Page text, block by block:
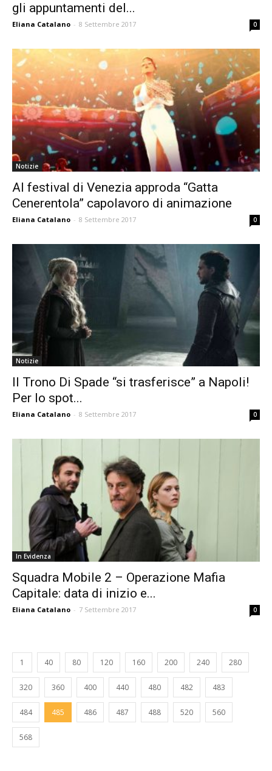
gli appuntamenti del...
Eliana Catalano - 8 Settembre 2017 0
Notizie
Al festival di Venezia approda “Gatta
Cenerentola” capolavoro di animazione
Eliana Catalano - 8 Settembre 2017 0
Notizie
Il Trono Di Spade “si trasferisce” a Napoli!
Per lo spot...
Eliana Catalano - 8 Settembre 2017 0
In Evidenza
Squadra Mobile 2 – Operazione Mafia
Capitale: data di inizio e...
Eliana Catalano - 7 Settembre 2017 0
1 40 80 120 160 200 240 280
320 360 400 440 480 482 483
484 485 486 487 488 520 560
568